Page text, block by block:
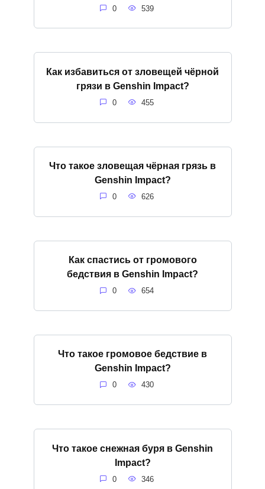
0 539
Как избавиться от зловещей чёрной
грязи в Genshin Impact?
0 455
Что такое зловещая чёрная грязь в
Genshin Impact?
0 626
Как спастись от громового
бедствия в Genshin Impact?
0 654
Что такое громовое бедствие в
Genshin Impact?
0 430
Что такое снежная буря в Genshin
Impact?
0 346